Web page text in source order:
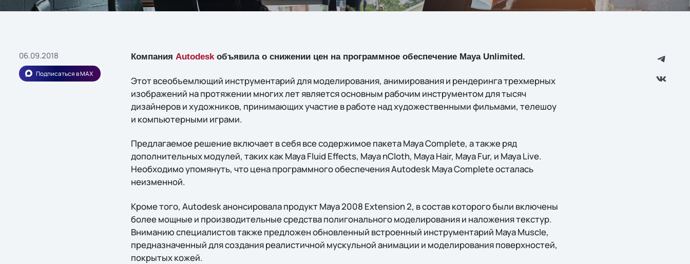
06.09.2018
Подписаться в MAX
Компания Autodeskобъявила о снижении цен на программное обеспечение Maya Unlimited.
Этот всеобъемлющий инструментарий для моделирования, анимирования и рендеринга трехмерных
изображений на протяжении многих лет является основным рабочим инструментом для тысяч
дизайнеров и художников, принимающих участие в работе над художественными фильмами, телешоу
и компьютерными играми.
Предлагаемое решение включает в себя все содержимое пакета Maya Complete, а также ряд
дополнительных модулей, таких как Maya Fluid Effects, Maya nCloth, Maya Hair, Maya Fur, и Maya Live.
Необходимо упомянуть, что цена программного обеспечения Autodesk Maya Complete осталась
неизменной.
Кроме того, Autodesk анонсировала продукт Maya 2008 Extension 2, в состав которого были включены
более мощные и производительные средства полигонального моделирования и наложения текстур.
Вниманию специалистов также предложен обновленный встроенный инструментарий Maya Muscle,
предназначенный для создания реалистичной мускульной анимации и моделирования поверхностей,
покрытых кожей.